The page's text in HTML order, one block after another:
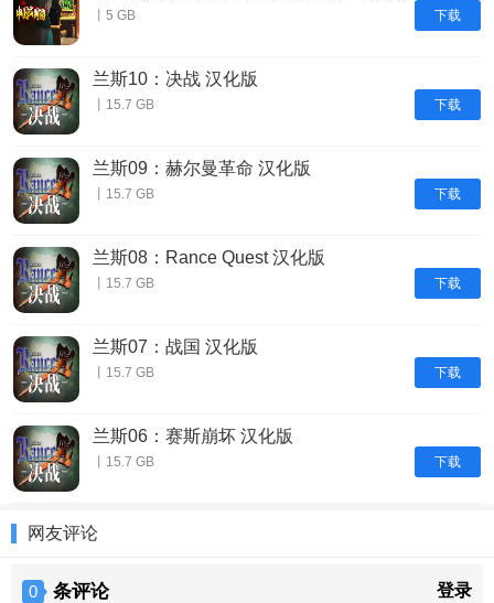
下载
账号】
丨5 GB
下载
兰斯10：决战 汉化版
丨15.7 GB
下载
兰斯09：赫尔曼革命 汉化版
丨15.7 GB
下载
兰斯08：Rance Quest 汉化版
丨15.7 GB
下载
兰斯07：战国 汉化版
丨15.7 GB
下载
兰斯06：赛斯崩坏 汉化版
丨15.7 GB
网友评论
0 条评论 登录